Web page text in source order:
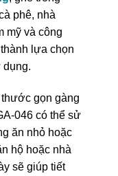
phê, nhà
mỹ và công
lựa chọn
dụng.
gọn gàng
046 có thể sử
ăn nhỏ hoặc
hộ hoặc nhà
sẽ giúp tiết